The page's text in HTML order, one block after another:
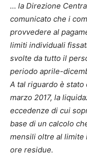
… la Direzione
comunicato che i
provvedere al
limiti individuali
svolte da tutto il
periodo aprile-
A tal riguardo è stato
marzo 2017, la
eccedenze di cui
base di un calcolo
mensili oltre al limite
ore residue.